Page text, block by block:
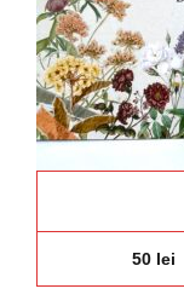
50 lei